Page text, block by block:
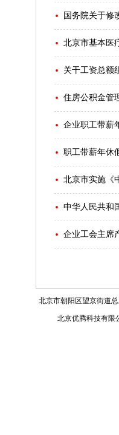
国务院关于修
北京市基本医
关干工资总额
住房公积金管
企业职工带薪
职工带薪年休
北京市实施《
中华人民共和
企业工会主席
北京市朝阳区望京街道
北京优腾科技有限